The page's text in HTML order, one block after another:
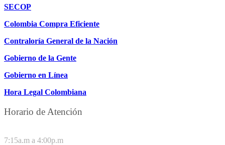
SECOP
Colombia Compra Eficiente
Contraloría General de la Nación
Gobierno de la Gente
Gobierno en Línea
Hora Legal Colombiana
Horario de Atención
7:15a.m a 4:00p.m